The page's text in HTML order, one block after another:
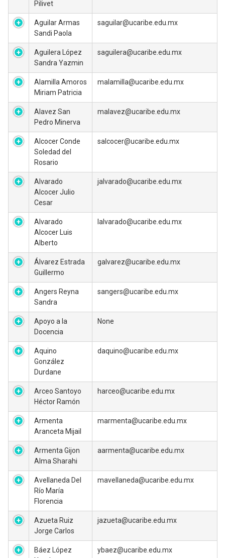
Pilivet
Aguilar Armas
Sandi Paola
saguilar@ucaribe.edu.mx
Aguilera López
Sandra Yazmin
saguilera@ucaribe.edu.mx
Alamilla Amoros
Miriam Patricia
malamilla@ucaribe.edu.mx
Alavez San
Pedro Minerva
malavez@ucaribe.edu.mx
Alcocer Conde
Soledad del
Rosario
salcocer@ucaribe.edu.mx
Alvarado
Alcocer Julio
Cesar
jalvarado@ucaribe.edu.mx
Alvarado
Alcocer Luis
Alberto
lalvarado@ucaribe.edu.mx
Álvarez Estrada
Guillermo
galvarez@ucaribe.edu.mx
Angers Reyna
Sandra
sangers@ucaribe.edu.mx
Apoyo a la
Docencia
None
Aquino
González
Durdane
daquino@ucaribe.edu.mx
Arceo Santoyo
Héctor Ramón
harceo@ucaribe.edu.mx
Armenta
Aranceta Mijail
marmenta@ucaribe.edu.mx
Armenta Gijon
Alma Sharahi
aarmenta@ucaribe.edu.mx
Avellaneda Del
Río María
Florencia
mavellaneda@ucaribe.edu.mx
Azueta Ruiz
Jorge Carlos
jazueta@ucaribe.edu.mx
Báez López
ybaez@ucaribe.edu.mx